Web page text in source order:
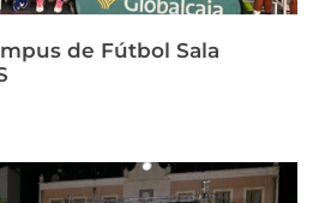
de Fútbol Sala